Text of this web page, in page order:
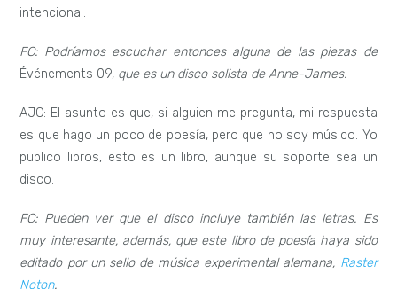
intencional.
FC: Podríamos escuchar entonces alguna de las piezas de
Événements 09, que es un disco solista de Anne-James.
AJC: El asunto es que, si alguien me pregunta, mi respuesta
es que hago un poco de poesía, pero que no soy músico. Yo
publico libros, esto es un libro, aunque su soporte sea un
disco.
FC: Pueden ver que el disco incluye también las letras. Es
muy interesante, además, que este libro de poesía haya sido
editado por un sello de música experimental alemana, Raster
Noton.